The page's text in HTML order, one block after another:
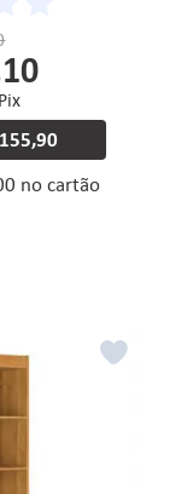
no cartão